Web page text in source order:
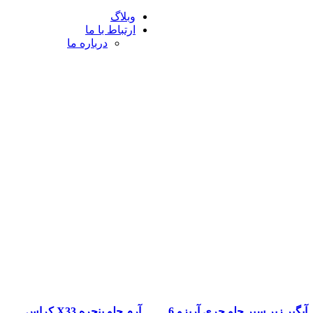
وبلاگ
ارتباط با ما
درباره ما
به سپر جلو و رنگ بدنه جلوگیری گردد. نصب اصولی، فیت دقیق